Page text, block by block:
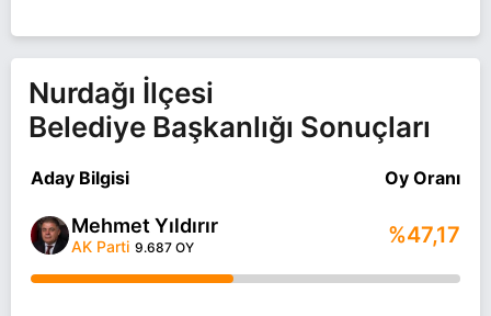
Nurdağı İlçesi
Belediye Başkanlığı Sonuçları
Aday Bilgisi Oy Oranı
Mehmet Yıldırır
AK Parti 9.687 OY %47,17